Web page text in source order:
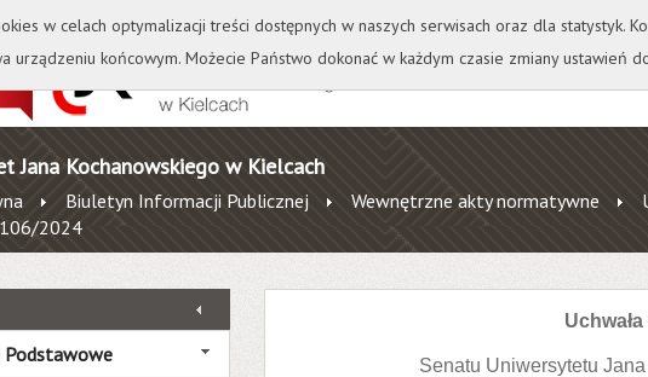
Kontakt Biblioteka Wydawnictwo Wirtualna Uczelnia A A A
Jana Kochanowskiego w Kielcach
Biuletyn Informacji Publicznej Wewnętrzne akty normatywne
106/2024
Senatu Uniwersytetu
w celach optymalizacji treści dostępnych w naszych serwisach oraz dla statystyk.
urządzeniu końcowym. Możecie Państwo dokonać w każdym czasie zmiany ustawień